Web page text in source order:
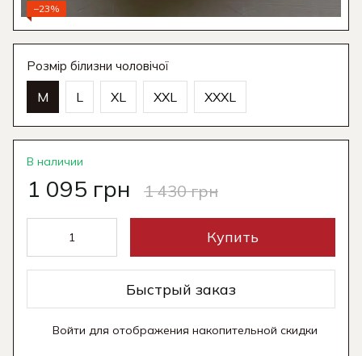
−23%
Розмір білизни чоловічої
M L XL XXL XXXL
В наличии
1 095 грн 1 430 грн
Купить
Быстрый заказ
Войти для отображения накопительной скидки